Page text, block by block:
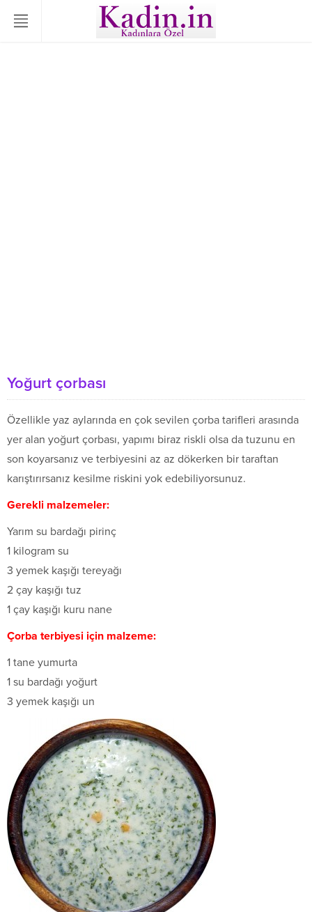
Yoğurt çorbası
Özellikle yaz aylarında en çok sevilen çorba tarifleri arasında
yer alan yoğurt çorbası, yapımı biraz riskli olsa da tuzunu en
son koyarsanız ve terbiyesini az az dökerken bir taraftan
karıştırırsanız kesilme riskini yok edebiliyorsunuz.
Gerekli malzemeler:
Yarım su bardağı pirinç
1 kilogram su
3 yemek kaşığı tereyağı
2 çay kaşığı tuz
1 çay kaşığı kuru nane
Çorba terbiyesi için malzeme:
1 tane yumurta
1 su bardağı yoğurt
3 yemek kaşığı un